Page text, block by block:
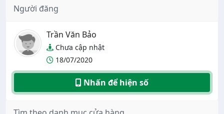
Người đăng
Trần Văn Bảo
Chưa cập nhật
18/07/2020
Nhấn để hiện số